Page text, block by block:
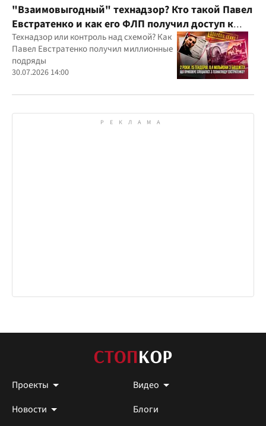
"Взаимовыгодный" технадзор? Кто такой Павел
Евстратенко и как его ФЛП получил доступ к
бюджетным миллионам?
Технадзор или контроль над схемой? Как
Павел Евстратенко получил миллионные
подряды
30.07.2026 14:00
Проекты
Видео
Новости
Блоги